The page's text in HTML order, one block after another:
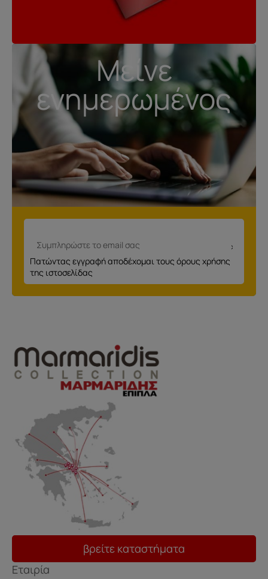
Μείνε
ενημερωμένος
Πατώντας εγγραφή αποδέχομαι τους όρους χρήσης
της ιστοσελίδας
βρείτε καταστήματα
Εταιρία